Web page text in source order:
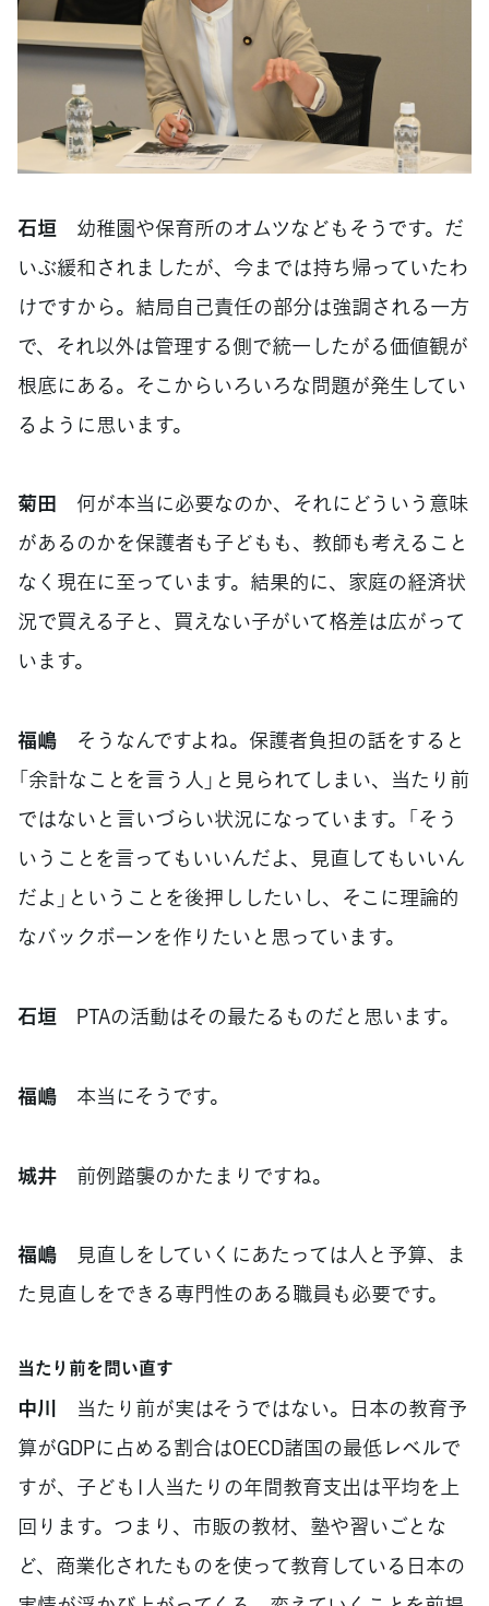
石垣 幼稚園や保育所のオムツなどもそうです。だ
いぶ緩和されましたが、今までは持ち帰っていたわ
けですから。結局自己責任の部分は強調される一方
で、それ以外は管理する側で統一したがる価値観が
根底にある。そこからいろいろな問題が発生してい
るように思います。
菊田 何が本当に必要なのか、それにどういう意味
があるのかを保護者も子どもも、教師も考えること
なく現在に至っています。結果的に、家庭の経済状
況で買える子と、買えない子がいて格差は広がって
います。
福嶋 そうなんですよね。保護者負担の話をすると
「余計なことを言う人」と見られてしまい、当たり前
ではないと言いづらい状況になっています。「そう
いうことを言ってもいいんだよ、見直してもいいん
だよ」ということを後押ししたいし、そこに理論的
なバックボーンを作りたいと思っています。
石垣 PTAの活動はその最たるものだと思います。
福嶋 本当にそうです。
城井 前例踏襲のかたまりですね。
福嶋 見直しをしていくにあたっては人と予算、ま
た見直しをできる専門性のある職員も必要です。
当たり前を問い直す
中川 当たり前が実はそうではない。日本の教育予
算がGDPに占める割合はOECD諸国の最低レベルで
すが、子ども1人当たりの年間教育支出は平均を上
回ります。つまり、市販の教材、塾や習いごとな
ど、商業化されたものを使って教育している日本の